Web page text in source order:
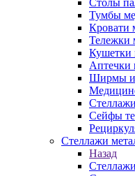
Столы
Тумбы
Кровати
Тележки
Кушетки
Аптечки
Ширмы и
Сейфы
Стеллажи
Назад